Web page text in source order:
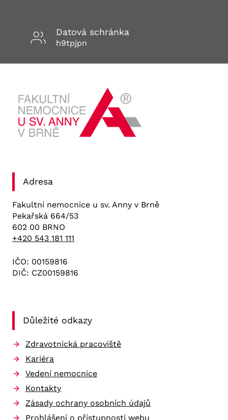
Datová schránka
h9tpjpn
Adresa
Fakultní nemocnice u sv. Anny v Brně
Pekařská 664/53
602 00 BRNO
+420 543 181 111
IČO: 00159816
DIČ: CZ00159816
Důležité odkazy
Zdravotnická pracoviště
Kariéra
Vedení nemocnice
Kontakty
Zásady ochrany osobních údajů
Prohlášení o přístupnosti webu